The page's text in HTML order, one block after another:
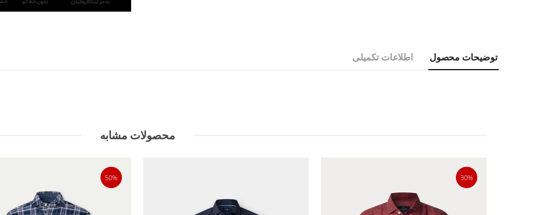
توضیحات محصول اطلاعات تکمیلی
محصولات مشابه
30%
50%